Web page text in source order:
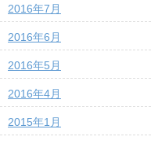
2016年7月
2016年6月
2016年5月
2016年4月
2015年1月